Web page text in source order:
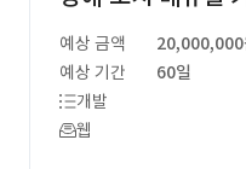
예상 금액
20,000,000
예상 기간
60일
개발
웹